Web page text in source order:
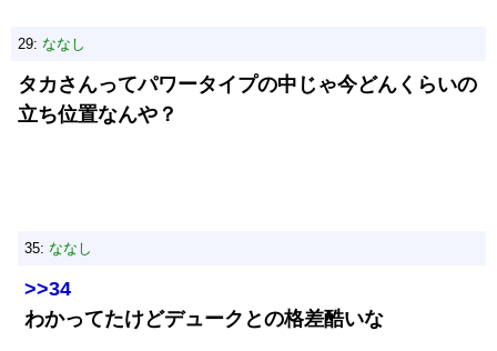
29: ななし
タカさんってパワータイプの中じゃ今どんくらいの
立ち位置なんや？
35: ななし
>>34
わかってたけどデュークとの格差酷いな